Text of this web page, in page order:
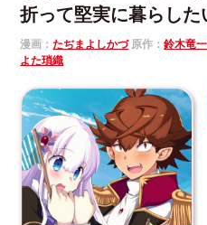
折って堅実に暮らした
漫画：たぢまよしかづ原作：鈴木竜
よた瑣織